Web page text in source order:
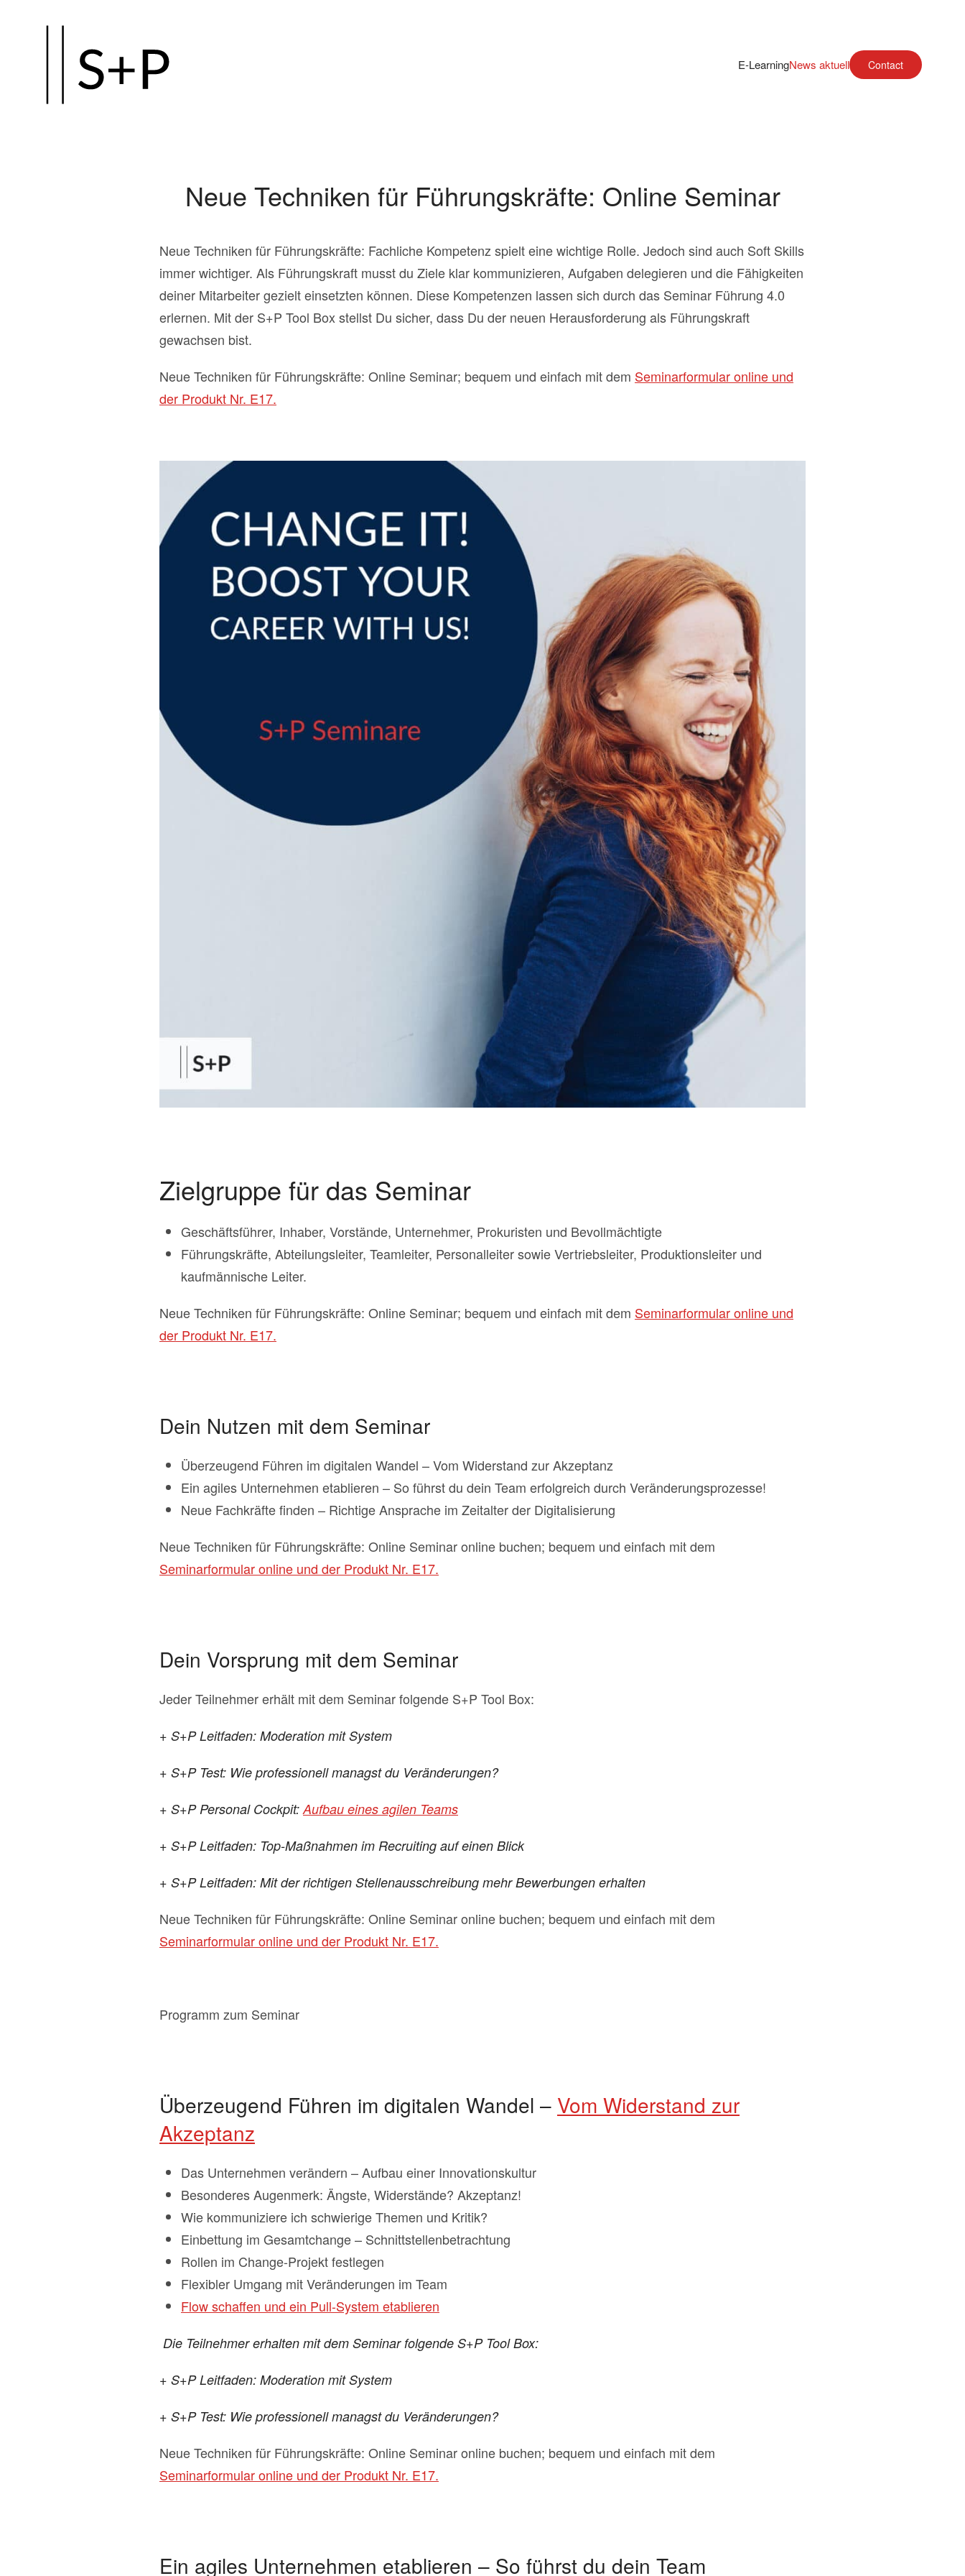
Hauptinhalt
E-LearningNews aktuell Contact
Neue Techniken für Führungskräfte: Online Seminar
Neue Techniken für Führungskräfte: Fachliche Kompetenz spielt eine wichtige Rolle. Jedoch sind auch Soft Skills
immer wichtiger. Als Führungskraft musst du Ziele klar kommunizieren, Aufgaben delegieren und die Fähigkeiten
deiner Mitarbeiter gezielt einsetzten können. Diese Kompetenzen lassen sich durch das Seminar Führung 4.0
erlernen. Mit der S+P Tool Box stellst Du sicher, dass Du der neuen Herausforderung als Führungskraft
gewachsen bist.
Neue Techniken für Führungskräfte: Online Seminar; bequem und einfach mit dem Seminarformular online und
der Produkt Nr. E17.
Zielgruppe für das Seminar
Geschäftsführer, Inhaber, Vorstände, Unternehmer, Prokuristen und Bevollmächtigte
Führungskräfte, Abteilungsleiter, Teamleiter, Personalleiter sowie Vertriebsleiter, Produktionsleiter und
kaufmännische Leiter.
Neue Techniken für Führungskräfte: Online Seminar; bequem und einfach mit dem Seminarformular online und
der Produkt Nr. E17.
Dein Nutzen mit dem Seminar
Überzeugend Führen im digitalen Wandel – Vom Widerstand zur Akzeptanz
Ein agiles Unternehmen etablieren – So führst du dein Team erfolgreich durch Veränderungsprozesse!
Neue Fachkräfte finden – Richtige Ansprache im Zeitalter der Digitalisierung
Neue Techniken für Führungskräfte: Online Seminar online buchen; bequem und einfach mit dem
Seminarformular online und der Produkt Nr. E17.
Dein Vorsprung mit dem Seminar
Jeder Teilnehmer erhält mit dem Seminar folgende S+P Tool Box:
+ S+P Leitfaden: Moderation mit System
+ S+P Test: Wie professionell managst du Veränderungen?
+ S+P Personal Cockpit:Aufbau eines agilen Teams
+ S+P Leitfaden: Top-Maßnahmen im Recruiting auf einen Blick
+ S+P Leitfaden: Mit der richtigen Stellenausschreibung mehr Bewerbungen erhalten
Neue Techniken für Führungskräfte: Online Seminar online buchen; bequem und einfach mit dem
Seminarformular online und der Produkt Nr. E17.
Programm zum Seminar
Überzeugend Führen im digitalen Wandel – Vom Widerstand zur
Akzeptanz
Das Unternehmen verändern – Aufbau einer Innovationskultur
Besonderes Augenmerk: Ängste, Widerstände? Akzeptanz!
Wie kommuniziere ich schwierige Themen und Kritik?
Einbettung im Gesamtchange – Schnittstellenbetrachtung
Rollen im Change-Projekt festlegen
Flexibler Umgang mit Veränderungen im Team
Flow schaffen und ein Pull-System etablieren
Die Teilnehmer erhalten mit dem Seminar folgende S+P Tool Box:
+ S+P Leitfaden: Moderation mit System
+ S+P Test: Wie professionell managst du Veränderungen?
Neue Techniken für Führungskräfte: Online Seminar online buchen; bequem und einfach mit dem
Seminarformular online und der Produkt Nr. E17.
Ein agiles Unternehmen etablieren – So führst du dein Team